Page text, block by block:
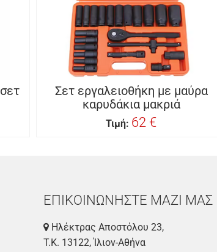
Σετ εργαλειοθήκη με μαύρα
καρυδάκια μακριά
Τιμή: 62 €
ΕΠΙΚΟΙΝΩΝΗΣΤΕ ΜΑΖΙ ΜΑΣ
Ηλέκτρας Αποστόλου 23,
Τ.Κ. 13122, Ίλιον-Αθήνα